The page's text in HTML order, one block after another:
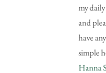
my
and
have
simple
Hanna